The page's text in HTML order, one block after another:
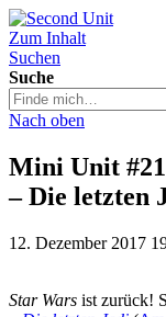
Second Unit
Zum Inhalt
Suchen
Suche
Suche
in
podcast.de/
Nach oben
Mini Unit
– Die letzten
12. Dezember 2017
Star Wars ist zurück!